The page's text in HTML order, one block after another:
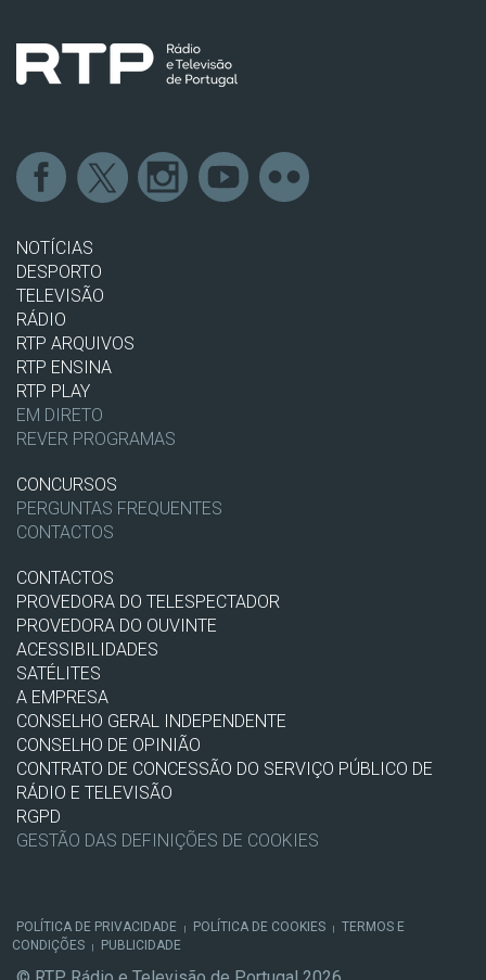
NOTÍCIAS
DESPORTO
TELEVISÃO
RÁDIO
RTP ARQUIVOS
RTP ENSINA
RTP PLAY
EM DIRETO
REVER PROGRAMAS
CONCURSOS
PERGUNTAS FREQUENTES
CONTACTOS
CONTACTOS
PROVEDORA DO TELESPECTADOR
PROVEDORA DO OUVINTE
ACESSIBILIDADES
SATÉLITES
A EMPRESA
CONSELHO GERAL INDEPENDENTE
CONSELHO DE OPINIÃO
CONTRATO DE CONCESSÃO DO SERVIÇO PÚBLICO DE
RÁDIO E TELEVISÃO
RGPD
GESTÃO DAS DEFINIÇÕES DE COOKIES
POLÍTICA DE PRIVACIDADE | POLÍTICA DE COOKIES |
TERMOS E
CONDIÇÕES
| PUBLICIDADE